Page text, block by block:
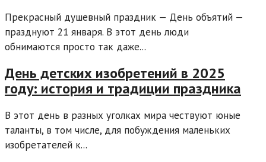
Прекрасный душевный праздник — День объятий —
празднуют 21 января. В этот день люди
обнимаются просто так даже...
День детских изобретений в 2025
году: история и традиции праздника
В этот день в разных уголках мира чествуют юные
таланты, в том числе, для побуждения маленьких
изобретателей к...